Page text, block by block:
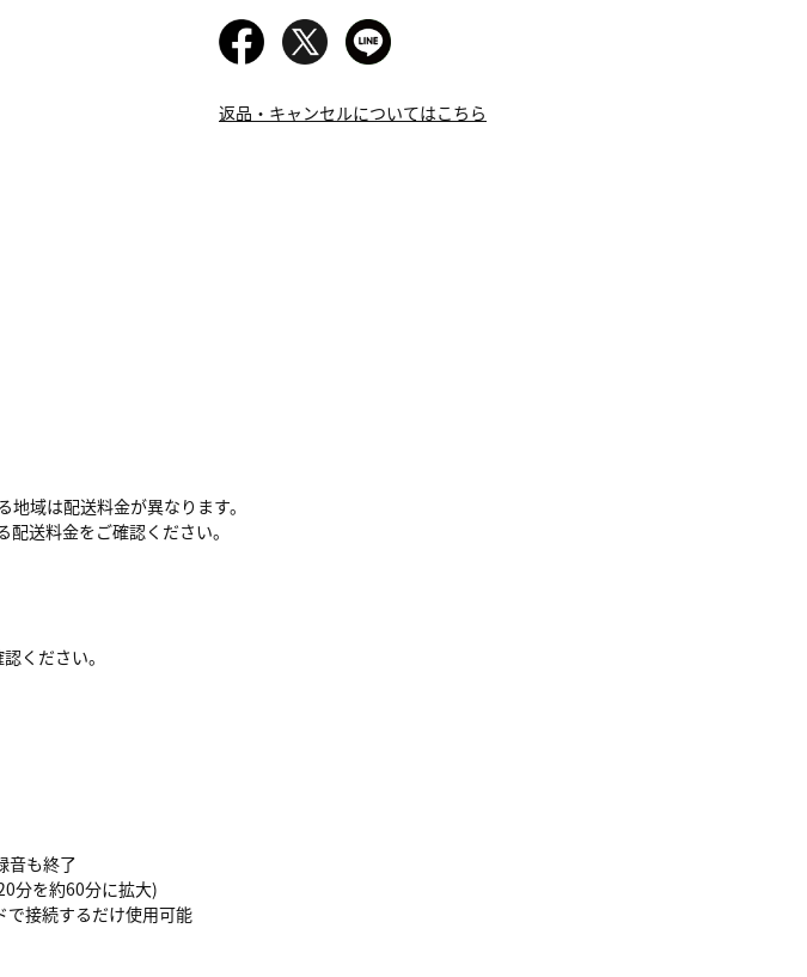
返品・キャンセルについてはこちら
域は配送料金が異なります。
送料金をご確認ください。
ください。
音も終了
分を約60分に拡大)
接続するだけ使用可能